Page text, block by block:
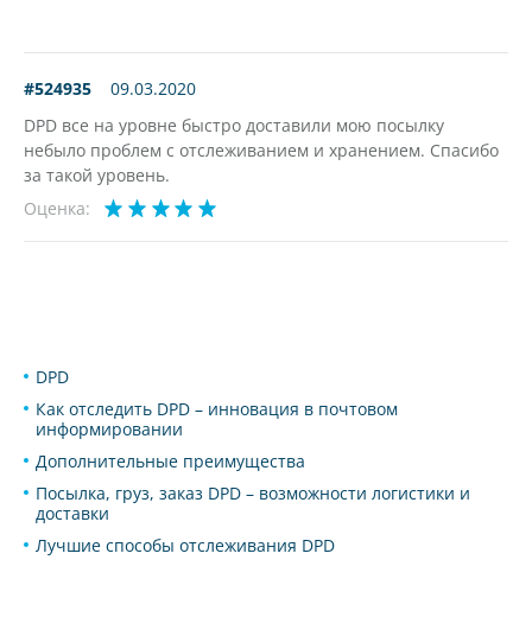
#524935
09.03.2020
DPD все на уровне быстро доставили мою посылку
небыло проблем с отслеживанием и хранением. Спасибо
за такой уровень.
Оценка:
DPD
Как отследить DPD – инновация в почтовом
информировании
Дополнительные преимущества
Посылка, груз, заказ DPD – возможности логистики и
доставки
Лучшие способы отслеживания DPD